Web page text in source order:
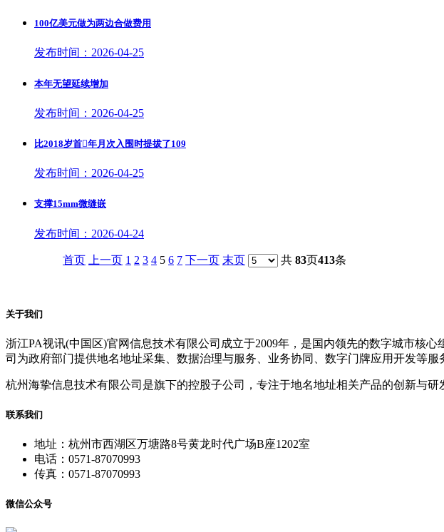
100亿美元做为两边合做费用
发布时间：2026-04-25
本年无望延续增加
发布时间：2026-04-25
比2018岁首年月次入围时提拔了109
发布时间：2026-04-25
支撑15mm微缝嵌
发布时间：2026-04-24
首页 上一页 1 2 3 4 5 6 7 下一页 末页 共 83页413条
关于我们
浙江PA视讯(中国区)官网信息技术有限公司成立于2009年，是国内领先的数字城市核
司为政府部门提供地名地址采集、数据治理与服务、业务协同、数字门牌应用开发等
杭州海挚信息技术有限公司是旗下的控股子公司，专注于地名地址相关产品的创新与研
联系我们
地址：杭州市西湖区万塘路8号黄龙时代广场B座1202室
电话：0571-87070993
传真：0571-87070993
微信公众号